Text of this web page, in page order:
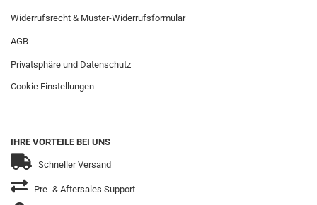
Widerrufsrecht & Muster-Widerrufsformular
AGB
Privatsphäre und Datenschutz
Cookie Einstellungen
IHRE VORTEILE BEI UNS
Schneller Versand
Pre- & Aftersales Support